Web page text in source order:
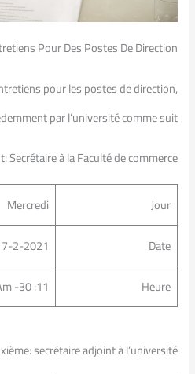
Pour Des Postes De Direction
pour les postes de direction,
par l’université comme suit:
Secrétaire à la Faculté de commerce
Jour
Mercredi
Date
2-2021
Heure
11: 30- Am
secrétaire adjoint à l’université